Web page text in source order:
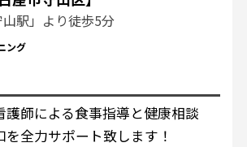
駅」より徒歩5分
ング
護師による食事指導と健康相談
全力サポート致します！